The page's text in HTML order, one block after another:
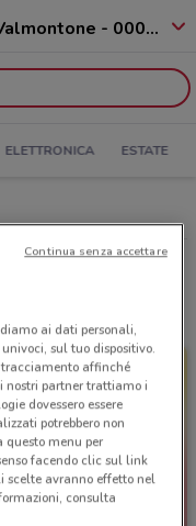
Valmontone - 00038
ELETTRONICA ESTATE
ai dati personali,
sul tuo dispositivo.
affinché
nostri partner trattiamo i
dovessero essere
potrebbero non
questo menu per
facendo clic sul link
avranno effetto nel
consulta
Continua senza accettare